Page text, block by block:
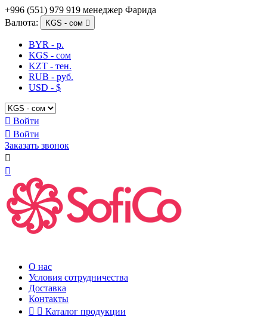
+996 (551) 979 919 менеджер Фарида
Валюта:
KGS - сом 
BYR - р.
KGS - сом
KZT - тен.
RUB - руб.
USD - $
 Войти
 Войти
Заказать звонок


О нас
Условия сотрудничества
Доставка
Контакты
  Каталог продукции